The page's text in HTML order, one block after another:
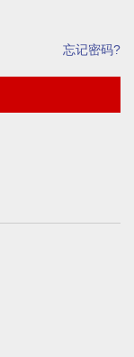
忘记密码?